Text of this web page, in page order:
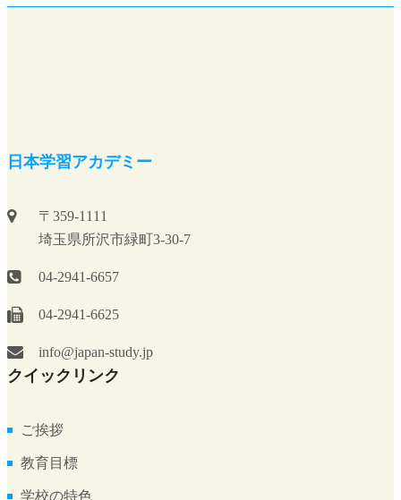
日本学習アカデミー
〒359-1111
埼玉県所沢市緑町3-30-7
04-2941-6657
04-2941-6625
info@japan-study.jp
クイックリンク
ご挨拶
教育目標
学校の特色